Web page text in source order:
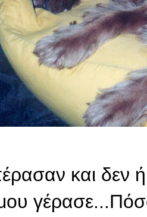
και δεν